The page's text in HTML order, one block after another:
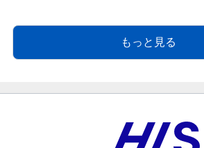
もっと見る